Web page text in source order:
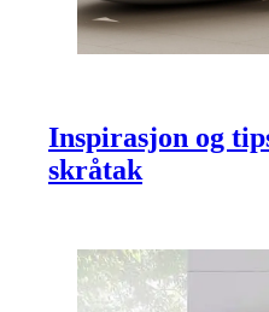
Inspirasjon og
skråtak